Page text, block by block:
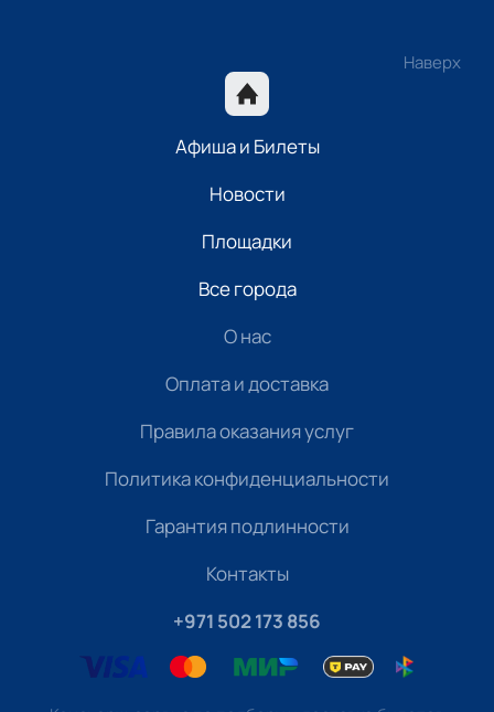
Наверх
Афиша и Билеты
Новости
Площадки
Все города
О нас
Оплата и доставка
Правила оказания услуг
Политика конфиденциальности
Гарантия подлинности
Контакты
+971 502 173 856